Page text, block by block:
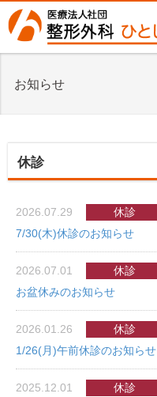
お知らせ
休診
2026.07.29
休診
7/30(木)休診のお知らせ
2026.07.01
休診
お盆休みのお知らせ
2026.01.26
休診
1/26(月)午前休診のお知らせ
2025.12.01
休診